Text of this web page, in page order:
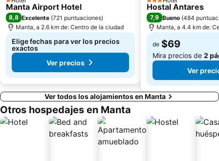
1 Estrellas
Manta Airport Hotel
8,8 Excelente (721 puntuaciones)
Manta, a 2.6 km de: Centro de la ciudad
Elige fechas para ver los precios
exactos
Ver precios
3 Estrellas
Hostal Antares
7,9 Bueno (484
Manta, a 4.4 km de:
de $69
Mira precios de 2
Ver
Ver todos los alojamientos en Manta
Otros hospedajes en Manta